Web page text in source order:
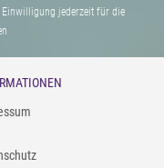
Einwilligung jederzeit für die